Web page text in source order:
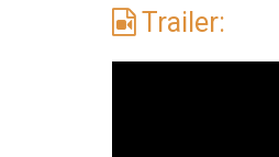
Trailer: